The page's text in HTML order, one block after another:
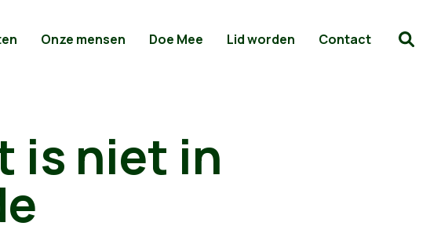
Onze mensen Doe Mee Lid worden Contact
is niet in